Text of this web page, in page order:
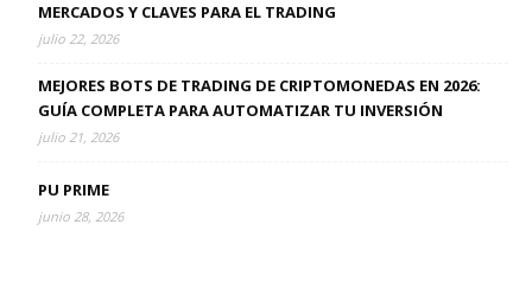
MERCADOS Y CLAVES PARA EL TRADING
julio 22, 2026
MEJORES BOTS DE TRADING DE CRIPTOMONEDAS EN 2026:
GUÍA COMPLETA PARA AUTOMATIZAR TU INVERSIÓN
julio 21, 2026
PU PRIME
junio 28, 2026